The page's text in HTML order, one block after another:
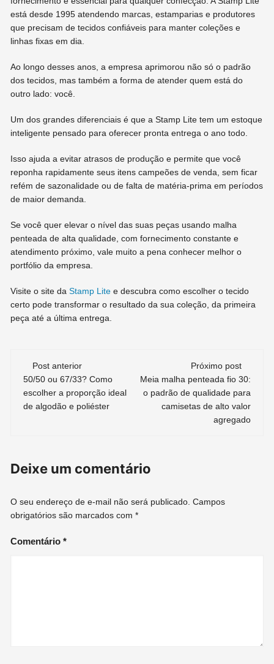
está desde 1995 atendendo marcas, estamparias e produtores
que precisam de tecidos confiáveis para manter coleções e
linhas fixas em dia.
Ao longo desses anos, a empresa aprimorou não só o padrão
dos tecidos, mas também a forma de atender quem está do
outro lado: você.
Um dos grandes diferenciais é que a Stamp Lite tem um estoque
inteligente pensado para oferecer pronta entrega o ano todo.
Isso ajuda a evitar atrasos de produção e permite que você
reponha rapidamente seus itens campeões de venda, sem ficar
refém de sazonalidade ou de falta de matéria-prima em períodos
de maior demanda.
Se você quer elevar o nível das suas peças usando malha
penteada de alta qualidade, com fornecimento constante e
atendimento próximo, vale muito a pena conhecer melhor o
portfólio da empresa.
Visite o site daStamp Lite e descubra como escolher o tecido
certo pode transformar o resultado da sua coleção, da primeira
peça até a última entrega.
Navegação
de
post
Post anterior
50/50 ou 67/33? Como
escolher a proporção ideal
de algodão e poliéster
Próximo post
Meia malha penteada fio 30:
o padrão de qualidade para
camisetas de alto valor
agregado
Deixe um comentário
O seu endereço de e-mail não será publicado. Campos
obrigatórios são marcados com*
Comentário*